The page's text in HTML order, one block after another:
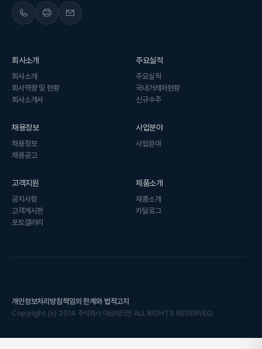
회사소개
회사소개
회사역량 및 현황
회사소개서
주요실적
주요실적
국내거래처현황
신규수주
채용정보
채용정보
채용공고
사업분야
사업분야
고객지원
공지사항
고객게시판
포토갤러리
제품소개
제품소개
카달로그
개인정보처리방침책임의 한계와 법적고지
Copyright (c) 2014 주식회사 대성테크윈 ALL RIGHTS RESERVED.